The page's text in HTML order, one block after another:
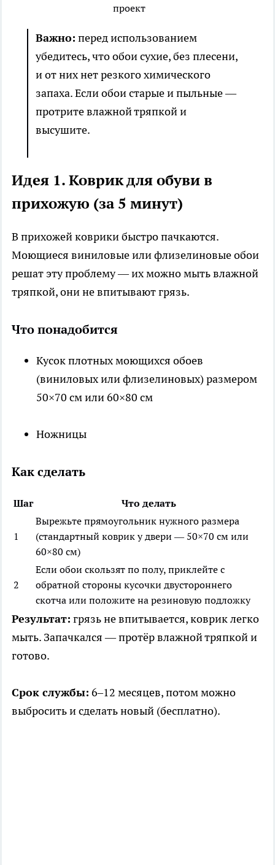
проект
Важно: перед использованием
убедитесь, что обои сухие, без плесени,
и от них нет резкого химического
запаха. Если обои старые и пыльные —
протрите влажной тряпкой и
высушите.
Идея 1. Коврик для обуви в
прихожую (за 5 минут)
В прихожей коврики быстро пачкаются.
Моющиеся виниловые или флизелиновые обои
решат эту проблему — их можно мыть влажной
тряпкой, они не впитывают грязь.
Что понадобится
Кусок плотных моющихся обоев
(виниловых или флизелиновых) размером
50×70 см или 60×80 см
Ножницы
Как сделать
Шаг Что делать
1
Вырежьте прямоугольник нужного размера
(стандартный коврик у двери — 50×70 см или
60×80 см)
2
Если обои скользят по полу, приклейте с
обратной стороны кусочки двустороннего
скотча или положите на резиновую подложку
Результат: грязь не впитывается, коврик легко
мыть. Запачкался — протёр влажной тряпкой и
готово.
Срок службы: 6–12 месяцев, потом можно
выбросить и сделать новый (бесплатно).